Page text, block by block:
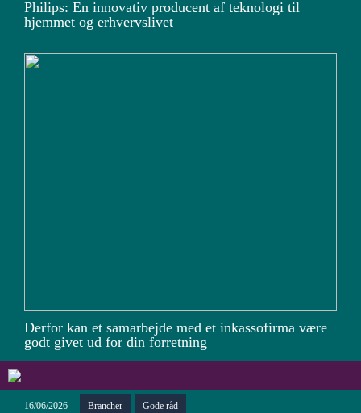
Philips: En innovativ producent af teknologi til
hjemmet og erhvervslivet
Derfor kan et samarbejde med et inkassofirma være
godt givet ud for din forretning
16/06/2026 Brancher Gode råd